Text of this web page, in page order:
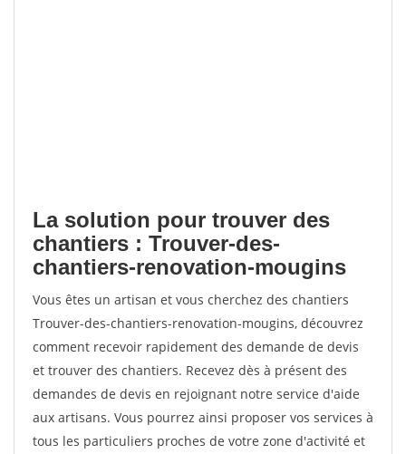
La solution pour trouver des
chantiers : Trouver-des-
chantiers-renovation-mougins
Vous êtes un artisan et vous cherchez des chantiers
Trouver-des-chantiers-renovation-mougins, découvrez
comment recevoir rapidement des demande de devis
et trouver des chantiers. Recevez dès à présent des
demandes de devis en rejoignant notre service d'aide
aux artisans. Vous pourrez ainsi proposer vos services à
tous les particuliers proches de votre zone d'activité et